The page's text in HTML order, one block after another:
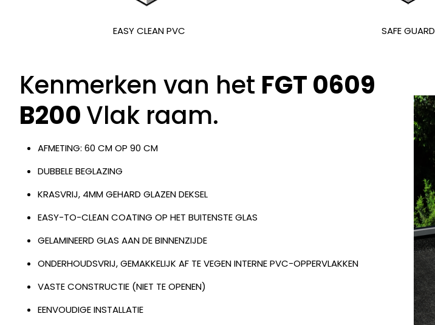
EASY CLEAN PVC SAFE GUARD
Kenmerken van het FGT 0609
B200Vlak raam.
AFMETING: 60 CM OP 90 CM
DUBBELE BEGLAZING
KRASVRIJ, 4MM GEHARD GLAZEN DEKSEL
EASY-TO-CLEAN COATING OP HET BUITENSTE GLAS
GELAMINEERD GLAS AAN DE BINNENZIJDE
ONDERHOUDSVRIJ, GEMAKKELIJK AF TE VEGEN INTERNE PVC-OPPERVLAKKEN
VASTE CONSTRUCTIE (NIET TE OPENEN)
EENVOUDIGE INSTALLATIE